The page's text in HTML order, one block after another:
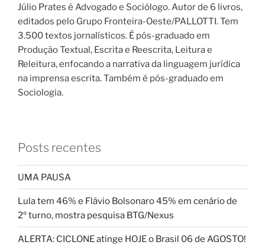
Júlio Prates é Advogado e Sociólogo. Autor de 6 livros,
editados pelo Grupo Fronteira-Oeste/PALLOTTI. Tem
3.500 textos jornalísticos. É pós-graduado em
Produção Textual, Escrita e Reescrita, Leitura e
Releitura, enfocando a narrativa da linguagem jurídica
na imprensa escrita. Também é pós-graduado em
Sociologia.
Posts recentes
UMA PAUSA
Lula tem 46% e Flávio Bolsonaro 45% em cenário de
2º turno, mostra pesquisa BTG/Nexus
ALERTA: CICLONE atinge HOJE o Brasil 06 de AGOSTO!